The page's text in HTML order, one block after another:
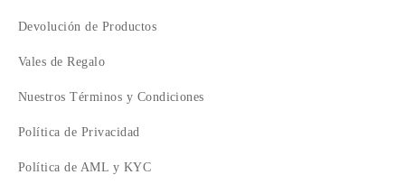
Devolución de Productos
Vales de Regalo
Nuestros Términos y Condiciones
Política de Privacidad
Política de AML y KYC